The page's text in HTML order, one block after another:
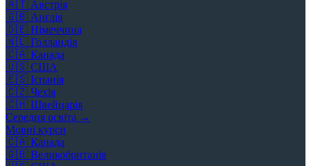
🇦🇹 Австрія
🇬🇧 Англія
🇩🇪 Німеччина
🇳🇱 Голландія
🇨🇦 Канада
🇺🇸 США
🇪🇸 Іспанія
🇨🇿 Чехія
🇨🇭 Швейцарія
Середня освіта →
Мовні курси
🇨🇦 Канада
🇬🇧 Великобританія